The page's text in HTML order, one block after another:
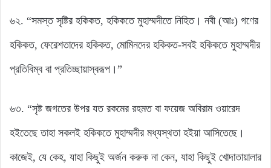
৬২. “সমস্ত সৃষ্টির হকিকত, হকিকতে মুহাম্মদীতে নিহিত। নবী (আঃ) গণের
হকিকত, ফেরেশতাদের হকিকত, মোমিনদের হকিকত-সবই হকিকতে মুহাম্মদীর
প্রতিবিম্ব বা প্রতিচ্ছায়াস্বরূপ।”
৬৩. “সৃষ্ট জগতের উপর যত রকমের রহমত বা ফয়েজ অবিরাম ওয়ারেদ
হইতেছে তাহা সকলই হকিকতে মুহাম্মদীর মধ্যস্থতা হইয়া আসিতেছে।
কাজেই, যে কেহ, যাহা কিছুই অর্জন করুক না কেন, যাহা কিছুই খোদাতায়ালার